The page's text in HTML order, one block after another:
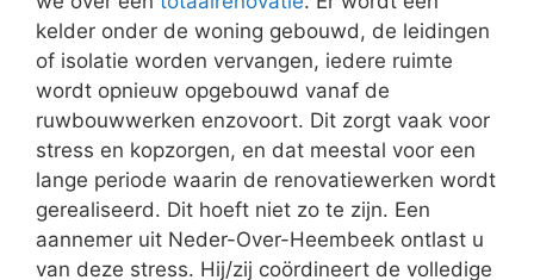
kelder onder de woning gebouwd, de leidingen
of isolatie worden vervangen, iedere ruimte
wordt opnieuw opgebouwd vanaf de
ruwbouwwerken enzovoort. Dit zorgt vaak voor
stress en kopzorgen, en dat meestal voor een
lange periode waarin de renovatiewerken wordt
gerealiseerd. Dit hoeft niet zo te zijn. Een
aannemer uit Neder-Over-Heembeek ontlast u
van deze stress. Hij/zij coördineert de volledige